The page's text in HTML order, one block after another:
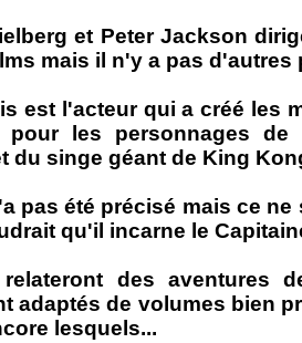
et Peter Jackson
mais il n'y a pas d'autres
est l'acteur qui a créé les
pour les personnages
du singe géant de King
pas été précisé mais ce
qu'il incarne le
des aventures
adaptés de volumes bien
lesquels...